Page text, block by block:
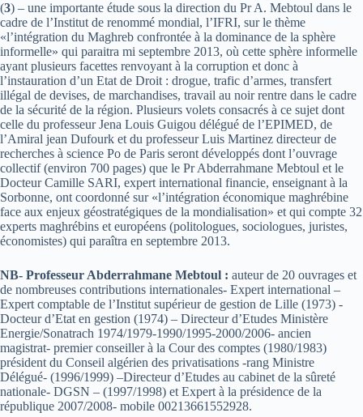
(3) – une importante étude sous la direction du Pr A. Mebtoul dans le
cadre de l’Institut de renommé mondial, l’IFRI, sur le thème
«l’intégration du Maghreb confrontée à la dominance de la sphère
informelle» qui paraitra mi septembre 2013, où cette sphère informelle
ayant plusieurs facettes renvoyant à la corruption et donc à
l’instauration d’un Etat de Droit : drogue, trafic d’armes, transfert
illégal de devises, de marchandises, travail au noir rentre dans le cadre
de la sécurité de la région. Plusieurs volets consacrés à ce sujet dont
celle du professeur Jena Louis Guigou délégué de l’EPIMED, de
l’Amiral jean Dufourk et du professeur Luis Martinez directeur de
recherches à science Po de Paris seront développés dont l’ouvrage
collectif (environ 700 pages) que le Pr Abderrahmane Mebtoul et le
Docteur Camille SARI, expert international financie, enseignant à la
Sorbonne, ont coordonné sur «l’intégration économique maghrébine
face aux enjeux géostratégiques de la mondialisation» et qui compte 32
experts maghrébins et européens (politologues, sociologues, juristes,
économistes) qui paraîtra en septembre 2013.
NB- Professeur Abderrahmane Mebtoul : auteur de 20 ouvrages et
de nombreuses contributions internationales- Expert international –
Expert comptable de l’Institut supérieur de gestion de Lille (1973) -
Docteur d’Etat en gestion (1974) – Directeur d’Etudes Ministère
Energie/Sonatrach 1974/1979-1990/1995-2000/2006- ancien
magistrat- premier conseiller à la Cour des comptes (1980/1983)
président du Conseil algérien des privatisations -rang Ministre
Délégué- (1996/1999) –Directeur d’Etudes au cabinet de la sûreté
nationale- DGSN – (1997/1998) et Expert à la présidence de la
république 2007/2008- mobile 00213661552928.